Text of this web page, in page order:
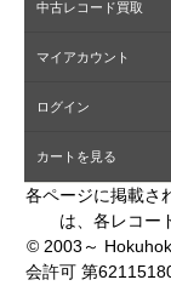
中古レコード買取
マイアカウント
ログイン
カートを見る
各ページに掲載さ
は、各レコー
© 2003～
会許可 第